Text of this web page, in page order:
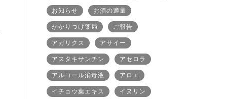
お知らせ お酒の適量
かかりつけ薬局 ご報告
アガリクス アサイー
アスタキサンチン アセロラ
アルコール消毒液 アロエ
イチョウ葉エキス イヌリン